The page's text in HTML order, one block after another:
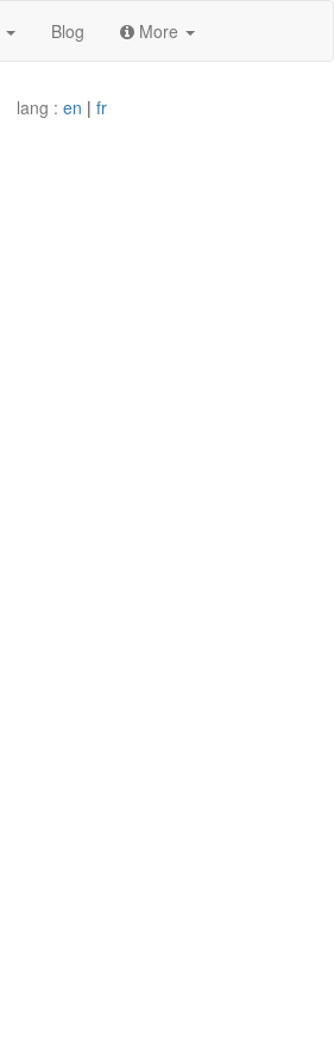
Blog More
lang : en | fr